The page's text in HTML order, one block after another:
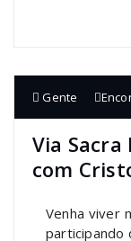
Gente
Via Sacra
com
Venha viver
participando